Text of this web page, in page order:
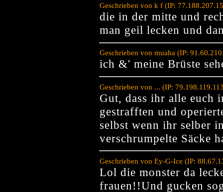
Geschrieben von k f (IP:
die in der mitte und
man geil lecken und
Geschrieben von muaha (IP:
ich &' meine Brüste
Geschrieben von ... (IP:
Gut, dass ihr alle euch
gestrafften und
selbst wenn ihr selber
verschrumpelte Säcke
Geschrieben von Ey-G-Ice (IP:
Lol die monster da
frauen!!Und gucken